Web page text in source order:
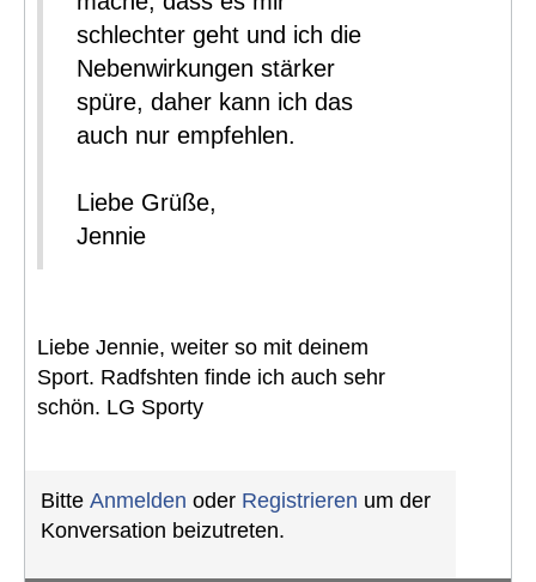
schlechter geht und ich die
Nebenwirkungen stärker
spüre, daher kann ich das
auch nur empfehlen.
Liebe Grüße,
Jennie
Liebe Jennie, weiter so mit deinem
Sport. Radfshten finde ich auch sehr
schön. LG Sporty
Bitte Anmelden oder Registrieren um der
Konversation beizutreten.